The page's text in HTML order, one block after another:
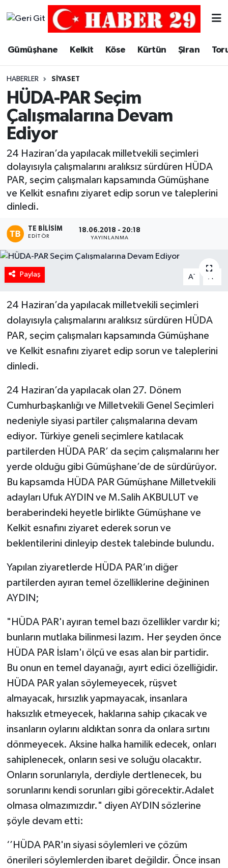
Gümüşhane Kelkit Köse Kürtün Şiran
HABERLER SIYASET
HÜDA-PAR Seçim
Çalışmalarına Devam
Ediyor
24 Haziran’da yapılacak milletvekili seçimleri
dolayısıyla çalışmalarını aralıksız sürdüren HÜDA
PAR, seçim çalışmaları kapsamında Gümüşhane
ve Kelkit esnafını ziyaret edip sorun ve taleplerini
dinledi.
TE BILISIM
EDITÖR
18.06.2018 - 20:18
YAYINLANMA
Paylaş A- A
24 Haziran’da yapılacak milletvekili seçimleri
dolayısıyla çalışmalarını aralıksız sürdüren HÜDA
PAR, seçim çalışmaları kapsamında Gümüşhane
ve Kelkit esnafını ziyaret edip sorun ve taleplerini
dinledi.
24 Haziran’da yapılacak olan 27. Dönem
Cumhurbaşkanlığı ve Milletvekili Genel Seçimleri
nedeniyle siyasi partiler çalışmalarına devam
ediyor. Türkiye geneli seçimlere katılacak
partilerden HÜDA PAR’ da seçim çalışmalarını her
yerde olduğu gibi Gümüşhane’de de sürdürüyor.
Bu kapsamda HÜDA PAR Gümüşhane Milletvekili
adayları Ufuk AYDIN ve M.Salih AKBULUT ve
beraberindeki heyetle birlikte Gümüşhane ve
Kelkit esnafını ziyaret ederek sorun ve
beklentilerini dinleyip destek talebinde bulundu.
Yapılan ziyaretlerde HÜDA PAR‘ın diğer
partilerden ayıran temel özelliklerine değininen
AYDIN;
"HÜDA PAR'ı ayıran temel bazı özellikler vardır ki;
bunların mutlaka bilinmesi lazım. Her şeyden önce
HÜDA PAR İslam'ı ölçü ve esas alan bir partidir.
Bu onun en temel dayanağı, ayırt edici özelliğidir.
HÜDA PAR yalan söylemeyecek, rüşvet
almayacak, hırsızlık yapmayacak, insanlara
haksızlık etmeyecek, haklarına sahip çıkacak ve
insanların oylarını aldıktan sonra da onlara sırtını
dönmeyecek. Aksine halka hamilik edecek, onları
sahiplenecek, onların sesi ve soluğu olacaktır.
Onların sorunlarıyla, derdiyle dertlenecek, bu
sorunlarını kendi sorunları gibi görecektir.Adalet
olmasa olmazımızdır." diyen AYDIN sözlerine
şöyle devam etti:
‘’HÜDA PAR'ın siyasi söylemleri ve çözüm
önerileri söylemlerden ibaret değildir. Önce insan
Merkez Trafik Yoğunluk Haritası
Süper Lig Puan Durumu ve Fikstür
Tüm Manşetler
Son Dakika Haberleri
Haber Arşivi